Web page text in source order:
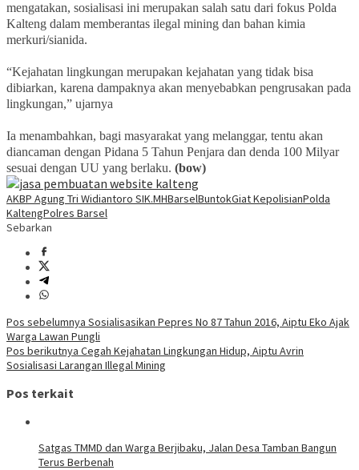
mengatakan, sosialisasi ini merupakan salah satu dari fokus Polda
Kalteng dalam memberantas ilegal mining dan bahan kimia
merkuri/sianida.
“Kejahatan lingkungan merupakan kejahatan yang tidak bisa
dibiarkan, karena dampaknya akan menyebabkan pengrusakan pada
lingkungan,” ujarnya
Ia menambahkan, bagi masyarakat yang melanggar, tentu akan
diancaman dengan Pidana 5 Tahun Penjara dan denda 100 Milyar
sesuai dengan UU yang berlaku. (bow)
AKBP Agung Tri Widiantoro SIK.MHBarselBuntokGiat KepolisianPolda
KaltengPolres Barsel
Sebarkan
Navigasi
pos
Pos sebelumnya Sosialisasikan Pepres No 87 Tahun 2016, Aiptu Eko Ajak
Warga Lawan Pungli
Pos berikutnya Cegah Kejahatan Lingkungan Hidup, Aiptu Avrin
Sosialisasi Larangan Illegal Mining
Pos terkait
Satgas TMMD dan Warga Berjibaku, Jalan Desa Tamban Bangun
Terus Berbenah